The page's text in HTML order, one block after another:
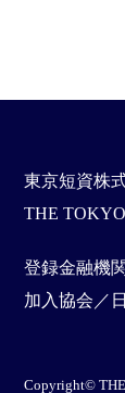
東京短資株
THE
登録金融機
加入協会／
Copyright© THE